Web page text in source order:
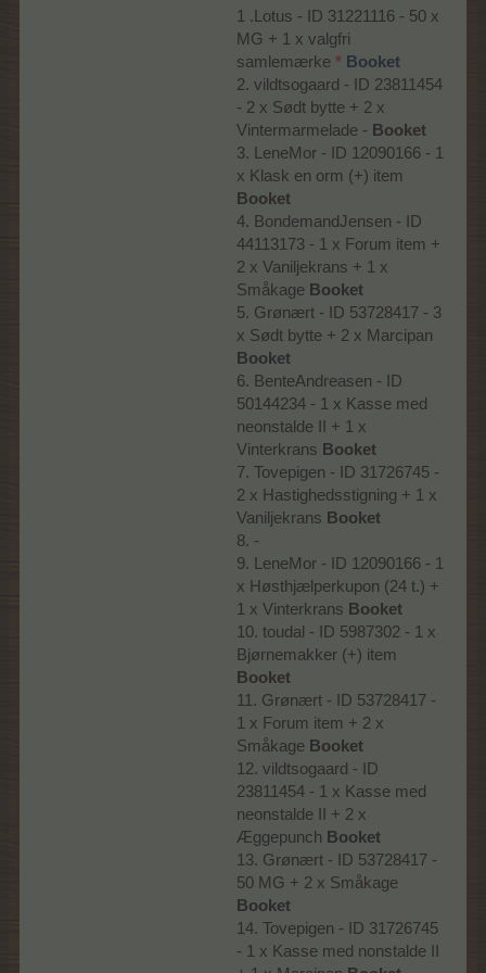
1 .Lotus - ID 31221116 - 50 x
MG + 1 x valgfri
samlemærke * Booket
2. vildtsogaard - ID 23811454
- 2 x Sødt bytte + 2 x
Vintermarmelade - Booket
3. LeneMor - ID 12090166 - 1
x Klask en orm (+) item
Booket
4. BondemandJensen - ID
44113173 - 1 x Forum item +
2 x Vaniljekrans + 1 x
Småkage Booket
5. Grønært - ID 53728417 - 3
x Sødt bytte + 2 x Marcipan
Booket
6. BenteAndreasen - ID
50144234 - 1 x Kasse med
neonstalde II + 1 x
Vinterkrans Booket
7. Tovepigen - ID 31726745 -
2 x Hastighedsstigning + 1 x
Vaniljekrans Booket
8. -
9. LeneMor - ID 12090166 - 1
x Høsthjælperkupon (24 t.) +
1 x Vinterkrans Booket
10. toudal - ID 5987302 - 1 x
Bjørnemakker (+) item
Booket
11. Grønært - ID 53728417 -
1 x Forum item + 2 x
Småkage Booket
12. vildtsogaard - ID
23811454 - 1 x Kasse med
neonstalde II + 2 x
Æggepunch Booket
13. Grønært - ID 53728417 -
50 MG + 2 x Småkage
Booket
14. Tovepigen - ID 31726745
- 1 x Kasse med nonstalde II